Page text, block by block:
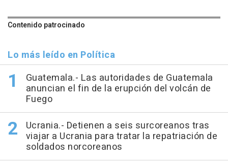
Contenido patrocinado
Lo más leído en Política
Guatemala.- Las autoridades de Guatemala
anuncian el fin de la erupción del volcán de
Fuego
Ucrania.- Detienen a seis surcoreanos tras
viajar a Ucrania para tratar la repatriación de
soldados norcoreanos